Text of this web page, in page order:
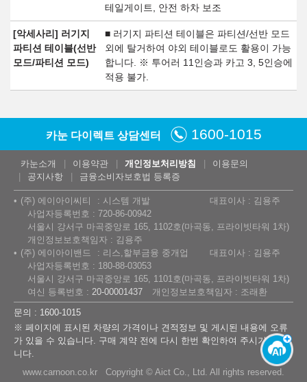
테일게이트, 안전 하차 보조
[악세사리] 러기지
파티션 테이블(선반
모드/파티션 모드)
■ 러기지 파티션 테이블은 파티션/선반 모드
외에 탈거하여 야외 테이블로도 활용이 가능
합니다. ※ 투어러 11인승과 카고 3, 5인승에
적용 불가.
카눈 다이렉트 상담센터 1600-1015
카눈소개 이용약관 개인정보처리방침
이용문의
공지사항
금융소비자보호법 등록증
(주) 에이아이씨티 시스템 개발
대표이사 : 김용주
사업자등록번호 : 720-86-00942
서울시 강서구 마곡중앙로 165, 1102호(마곡동, 프라이빗타워 1차)
개인정보보호책임자 : 김용주
(주) 에이아이밴드
리스,할부금융 중개업
대표이사 : 김용주
사업자등록번호 : 180-88-03053
서울시 강서구 마곡중앙로 165, 1101호(마곡동, 프라이빗타워 1차)
여신 등록번호 : 20-00001437
개인정보보호책임자 : 조래환
문의 : 1600-1015
※ 페이지에 표시된 차량의 가격이나 견적정보 및 게시된 내용에 오류
가 있을 수 있습니다. 구매 계약 전에 다시 한번 확인하여 주시기 바랍
니다.
www.carnoon.co.kr Copyright © Aict Co., Ltd. All rights reserved.